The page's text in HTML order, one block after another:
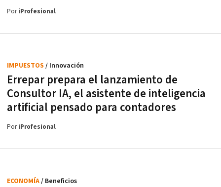
PoriProfesional
Errepar prepara el lanzamiento de
Consultor IA, el asistente de inteligencia
artificial pensado para contadores
IMPUESTOS / Innovación
PoriProfesional
ECONOMÍA/ Beneficios